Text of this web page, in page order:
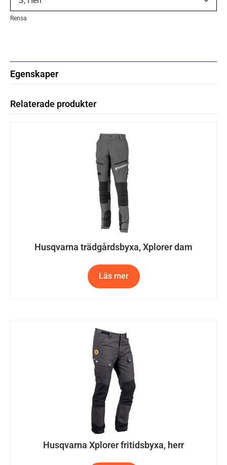
Rensa
Egenskaper
Relaterade produkter
Husqvarna trädgårdsbyxa, Xplorer dam
Läs mer
Husqvarna Xplorer fritidsbyxa, herr